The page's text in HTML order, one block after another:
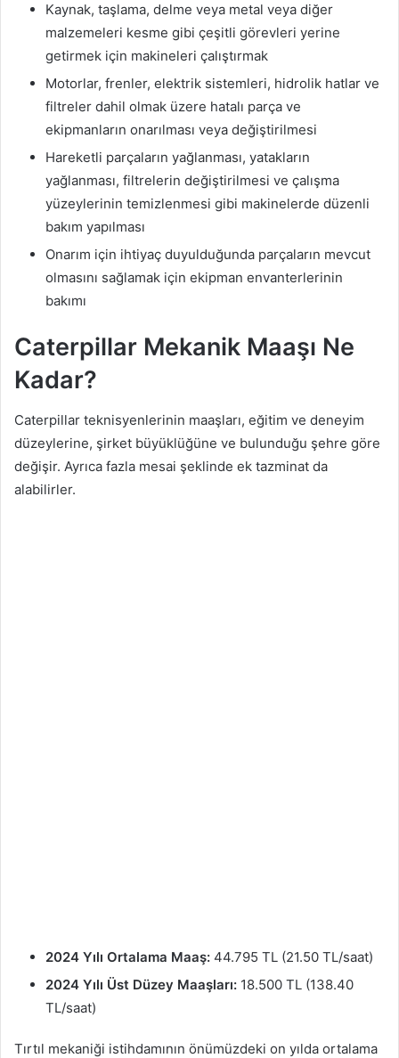
Kaynak, taşlama, delme veya metal veya diğer
malzemeleri kesme gibi çeşitli görevleri yerine
getirmek için makineleri çalıştırmak
Motorlar, frenler, elektrik sistemleri, hidrolik hatlar ve
filtreler dahil olmak üzere hatalı parça ve
ekipmanların onarılması veya değiştirilmesi
Hareketli parçaların yağlanması, yatakların
yağlanması, filtrelerin değiştirilmesi ve çalışma
yüzeylerinin temizlenmesi gibi makinelerde düzenli
bakım yapılması
Onarım için ihtiyaç duyulduğunda parçaların mevcut
olmasını sağlamak için ekipman envanterlerinin
bakımı
Caterpillar Mekanik Maaşı Ne
Kadar?
Caterpillar teknisyenlerinin maaşları, eğitim ve deneyim
düzeylerine, şirket büyüklüğüne ve bulunduğu şehre göre
değişir. Ayrıca fazla mesai şeklinde ek tazminat da
alabilirler.
2024 Yılı Ortalama Maaş: 44.795 TL (21.50 TL/saat)
2024 Yılı Üst Düzey Maaşları: 18.500 TL (138.40
TL/saat)
Tırtıl mekaniği istihdamının önümüzdeki on yılda ortalama